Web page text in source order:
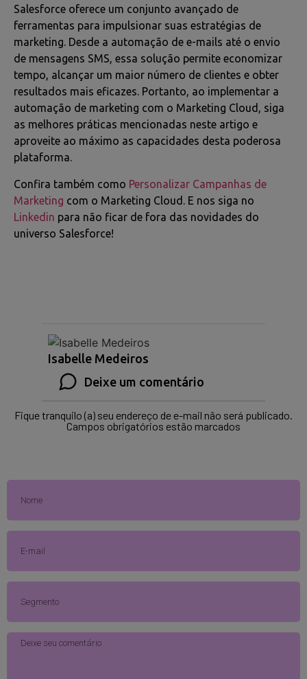
Salesforce oferece um conjunto avançado de
ferramentas para impulsionar suas estratégias de
marketing. Desde a automação de e-mails até o envio
de mensagens SMS, essa solução permite economizar
tempo, alcançar um maior número de clientes e obter
resultados mais eficazes. Portanto, ao implementar a
automação de marketing com o Marketing Cloud, siga
as melhores práticas mencionadas neste artigo e
aproveite ao máximo as capacidades desta poderosa
plataforma.
Confira também como Personalizar Campanhas de
Marketing com o Marketing Cloud. E nos siga no
Linkedin para não ficar de fora das novidades do
universo Salesforce!
Isabelle Medeiros
Deixe um comentário
Fique tranquilo (a) seu endereço de e-mail não será publicado.
Campos obrigatórios estão marcados